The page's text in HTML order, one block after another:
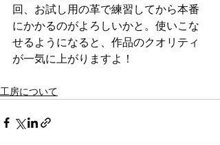
回、お試し用の革で練習してから本番
にかかるのがよろしいかと。使いこな
せるようになると、作品のクオリティ
が一気に上がりますよ！
工房について